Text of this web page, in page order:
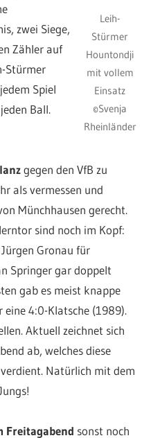
Leih-
Stürmer
Hountondji
mit vollem
Einsatz
©Svenja
Rheinländer
zwei Siege,
Zähler auf
Stürmer
Spiel
Ball.
gegen den VfB zu
als vermessen und
Münchhausen gerecht.
sind noch im Kopf:
Gronau für
Springer gar doppelt
gab es meist knappe
4:0-Klatsche (1989).
Aktuell zeichnet sich
ab, welches diese
Natürlich mit dem
Freitagabend sonst noch